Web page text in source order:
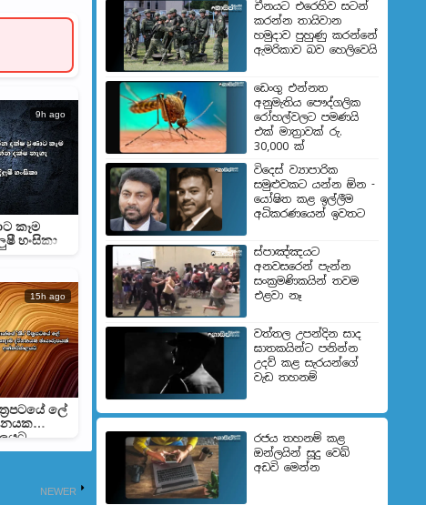
9h ago
කෑම
හංසිකා
15h ago
ලේ
NEWER
චීනයට එරෙහිව සටන්
කරන්න තායිවාන
හමුදාව පුහුණු කරන්නේ
ඇමරිකාව බව හෙලිවෙයි
ඩෙංගු එන්නත
අනුමැතිය පෞද්ගලික
රෝහල්වලට පමණයි
එක් මාත්‍රාවක් රු.
30,000 ක්
විදෙස් ව්‍යාපාරික
සමුළුවකට යන්න ඕන -
යෝෂිත කළ ඉල්ලීම
අධිකරණයෙන් ඉවතට
ස්පාඤ්ඤයට
අනවසරෙන් පැන්න
සංක්‍රමණිකයින් තවම
එළවා නෑ
වත්තල උපන්දින සාද
ඝාතකයින්ට පනින්න
උදව් කළ සැරයන්ගේ
වැඩ තහනම්
රජය තහනම් කළ
ඔන්ලයින් සූදු වෙබ්
අඩවි මෙන්න